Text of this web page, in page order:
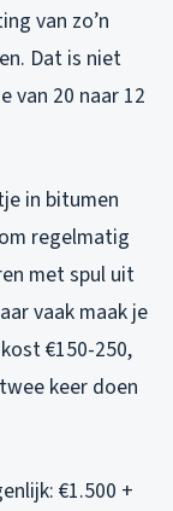
van zo’n
Dat is niet
van 20 naar 12
in bitumen
regelmatig
met spul uit
vaak maak je
€150-250,
keer doen
€1.500 +